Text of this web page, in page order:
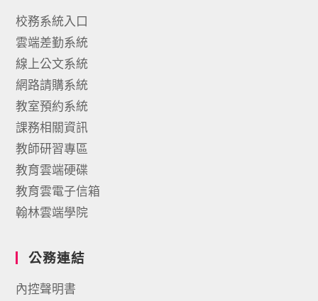
校務系統入口
雲端差勤系統
線上公文系統
網路請購系統
教室預約系統
課務相關資訊
教師研習專區
教育雲端硬碟
教育雲電子信箱
翰林雲端學院
公務連結
內控聲明書